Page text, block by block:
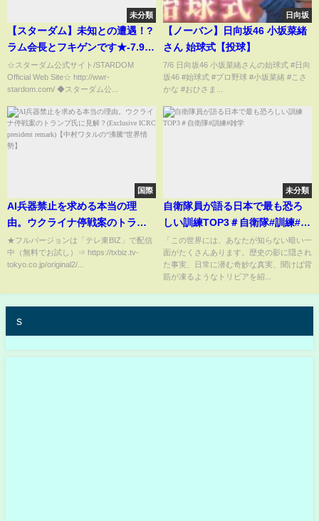
未分類
【スターダム】未知との遭遇！?
ラム会長とフキゲンです★-7.9後
楽園大会-【STARDOM】
☆スターダム公式サイト/STARDOM
Official Web Site☆ http://wwr-
stardom.com/ ◆スターダム公...
日向坂
【ノーバン】日向坂46 小坂菜緒
さん 始球式【投球】
7/6 日向坂46 小坂菜緒さんの始球式 #日向
坂46 #始球式 #プロ野球 #小坂菜緒 #こさ
かな #おひさま...
国際
AI兵器禁止を求める本当の理
由。ウクライナ停戦案のトラン
プ氏に見解？(Exclusive ICRC
president remark)【中村ワタル
の“沸騰”世界情勢】
★フルバージョンは「テレ東BIZ」で配信
中（無料でお試し）⇒ https://txbiz.tv-
tokyo.co.jp/original2/...
未分類
自衛隊員が語る日本で最も恐ろ
しい訓練TOP3＃自衛隊#訓練#雑
学「この世界には、あなたが知らない暗い一
面がたくさんあります。歴史の影に隠され
た事実、日常に潜む奇妙な真実、聞けば背
筋が凍るようなトリビアを紹...
s